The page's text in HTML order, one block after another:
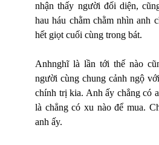
nhận thấy người đối diện,
hau háu chằm chằm nhìn anh
hết giọt cuối cùng trong bát.
Anhnghĩ là lần tới thế nào
người cùng chung cảnh ngộ
chính trị kia. Anh ấy chẳng có
là chẳng có xu nào để mua.
anh ấy.